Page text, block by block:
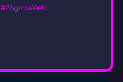
#PáginasWeb